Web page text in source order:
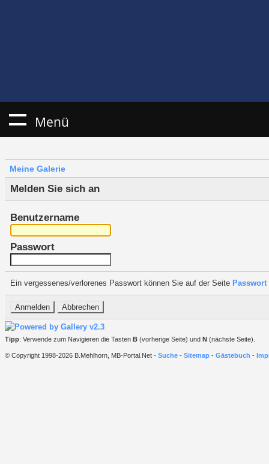
Menü
Meine Galerie
Melden Sie sich an
Benutzername
Passwort
Ein vergessenes/verlorenes Passwort können Sie auf der Seite
Tipp: Verwende zum Navigieren die Tasten B (vorherige Seite) und N (nächste Seite).
© Copyright 1998-2026 B.Mehlhorn, MB-Portal.Net - Suche - Sitemap - Gästebuch -